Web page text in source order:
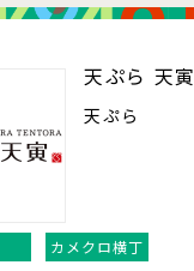
天ぷら 天寅
天ぷら
カメクロ横丁